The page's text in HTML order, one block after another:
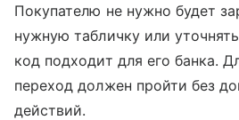
Покупателю не нужно будет
нужную табличку или
код подходит для его банка.
переход должен пройти без
действий.